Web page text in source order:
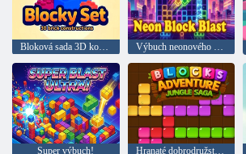
Bloková sada 3D konstrukce z cihel Výbuch neonového bloku
Super výbuch! Hranaté dobrodružství v džungli